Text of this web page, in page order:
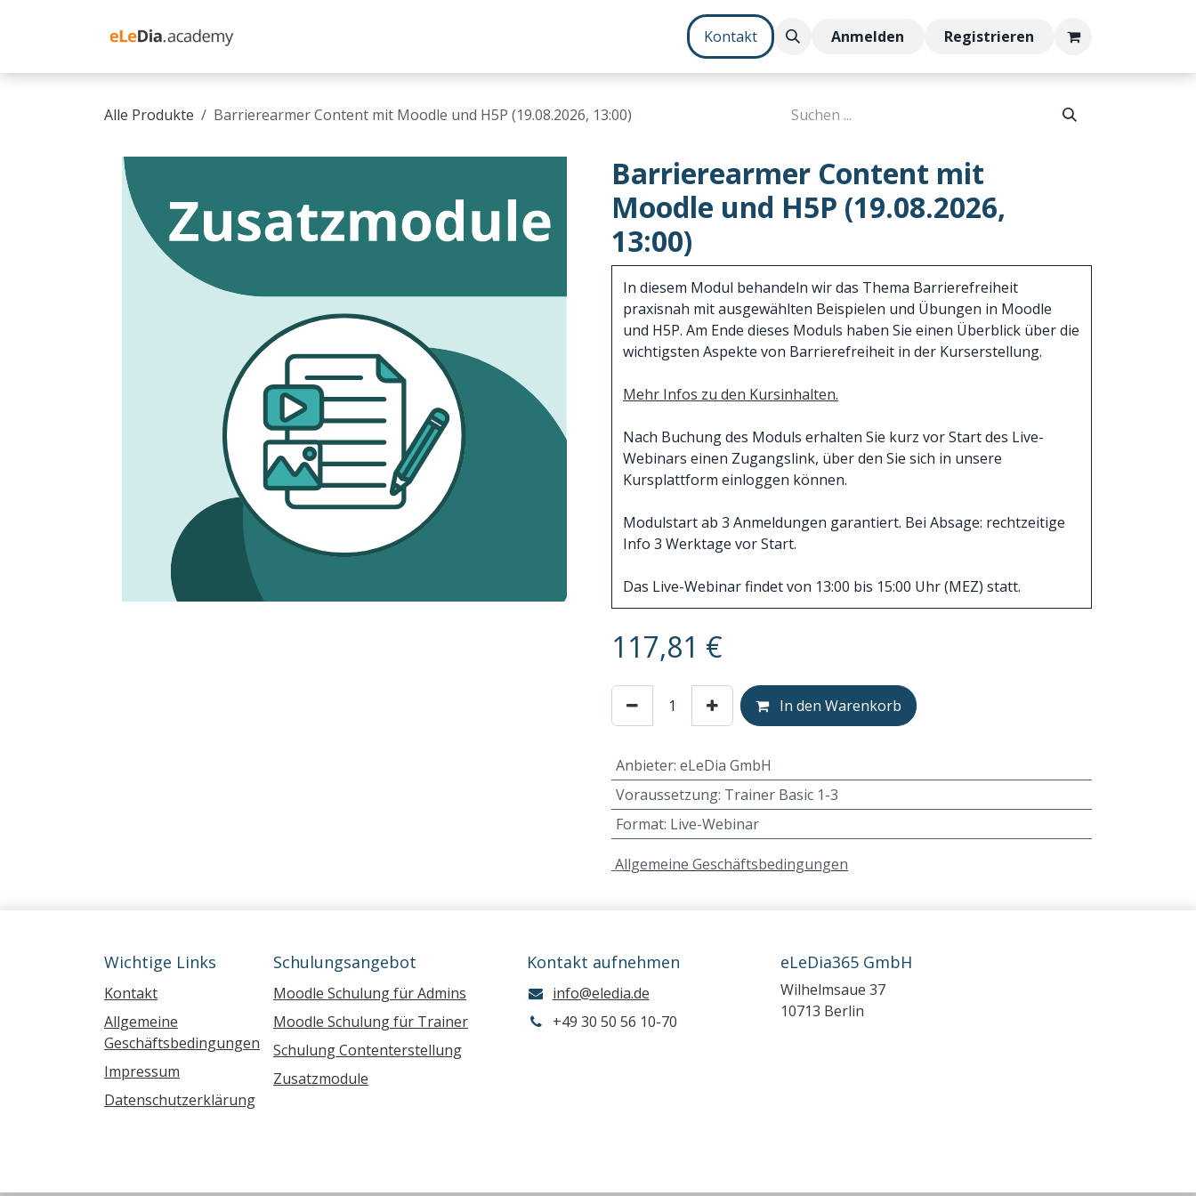
Bundles Jobs
Kontakt Anmelden Registrieren
Alle Produkte Barrierearmer Content mit Moodle und H5P (19.08.2026, 13:00)
Barrierearmer Content mit
Moodle und H5P (19.08.2026,
13:00)
In diesem Modul behandeln wir das Thema Barrierefreiheit
praxisnah mit ausgewählten Beispielen und Übungen in Moodle
und H5P. Am Ende dieses Moduls haben Sie einen Überblick über die
wichtigsten Aspekte von Barrierefreiheit in der Kurserstellung.
Mehr Infos zu den Kursinhalten.
Nach Buchung des Moduls erhalten Sie kurz vor Start des Live-
Webinars einen Zugangslink, über den Sie sich in unsere
Kursplattform einloggen können.
Modulstart ab 3 Anmeldungen garantiert. Bei Absage: rechtzeitige
Info 3 Werktage vor Start.
Das Live-Webinar findet von 13:00 bis 15:00 Uhr (MEZ) statt.
117,81 €
In den Warenkorb
Anbieter: eLeDia GmbH
Voraussetzung: Trainer Basic 1-3
Format: Live-Webinar
Allgemeine Geschäftsbedingungen
Wichtige Links
Kontakt
Allgemeine
Geschäftsbedingungen
Impressum
Datenschutzerklärung
Schulungsangebot
Moodle Schulung für Admins
Moodle Schulung für Trainer
Schulung Contenterstellung
Zusatzmodule
Kontakt aufnehmen
info@eledia.de
+49 30 50 56 10-70
eLeDia365 GmbH
Wilhelmsaue 37
10713 Berlin